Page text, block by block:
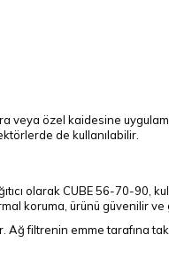
veya özel kaidesine
de kullanılabilir.
olarak CUBE 56-70-90,
koruma, ürünü güvenilir
filtrenin emme tarafına